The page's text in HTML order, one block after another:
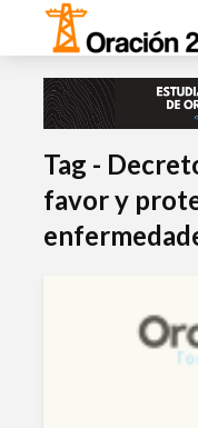
Tag -
favor y